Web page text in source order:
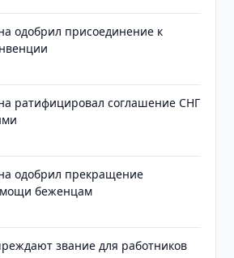
одобрил присоединение к
ратифицировал соглашение СНГ
одобрил прекращение
беженцам
звание для работников